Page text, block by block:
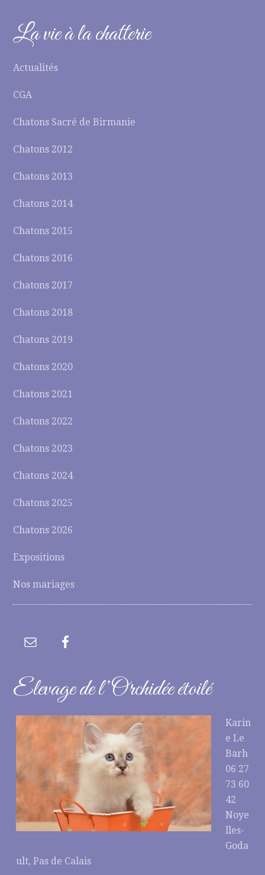
La vie à la chatterie
Actualités
CGA
Chatons Sacré de Birmanie
Chatons 2012
Chatons 2013
Chatons 2014
Chatons 2015
Chatons 2016
Chatons 2017
Chatons 2018
Chatons 2019
Chatons 2020
Chatons 2021
Chatons 2022
Chatons 2023
Chatons 2024
Chatons 2025
Chatons 2026
Expositions
Nos mariages
Elevage de l’Orchidée étoilé
Karin
e Le
Barh
06 27
73 60
42
Noye
lles-
Goda
ult, Pas de Calais